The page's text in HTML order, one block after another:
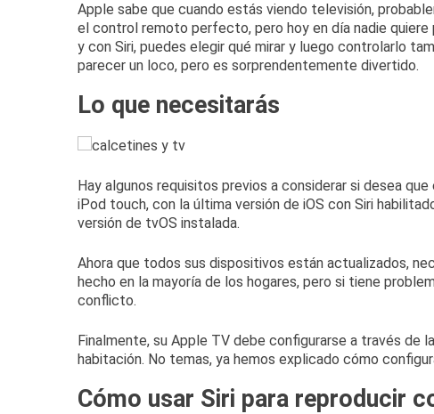
Apple sabe que cuando estás viendo televisión,
el control remoto perfecto, pero hoy en día nadie quiere
y con Siri, puedes elegir qué mirar y luego controlarlo
parecer un loco, pero es sorprendentemente divertido.
Lo que necesitarás
Hay algunos requisitos previos a considerar si desea
iPod touch, con la última versión de iOS con Siri
versión de tvOS instalada.
Ahora que todos sus dispositivos están actualizados,
hecho en la mayoría de los hogares, pero si tiene
conflicto.
Finalmente, su Apple TV debe configurarse a través de
habitación. No temas, ya hemos explicado cómo
Cómo usar Siri para reproducir